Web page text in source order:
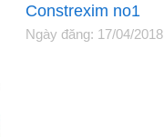
Constrexim no1
Ngày đăng: 17/04/2018